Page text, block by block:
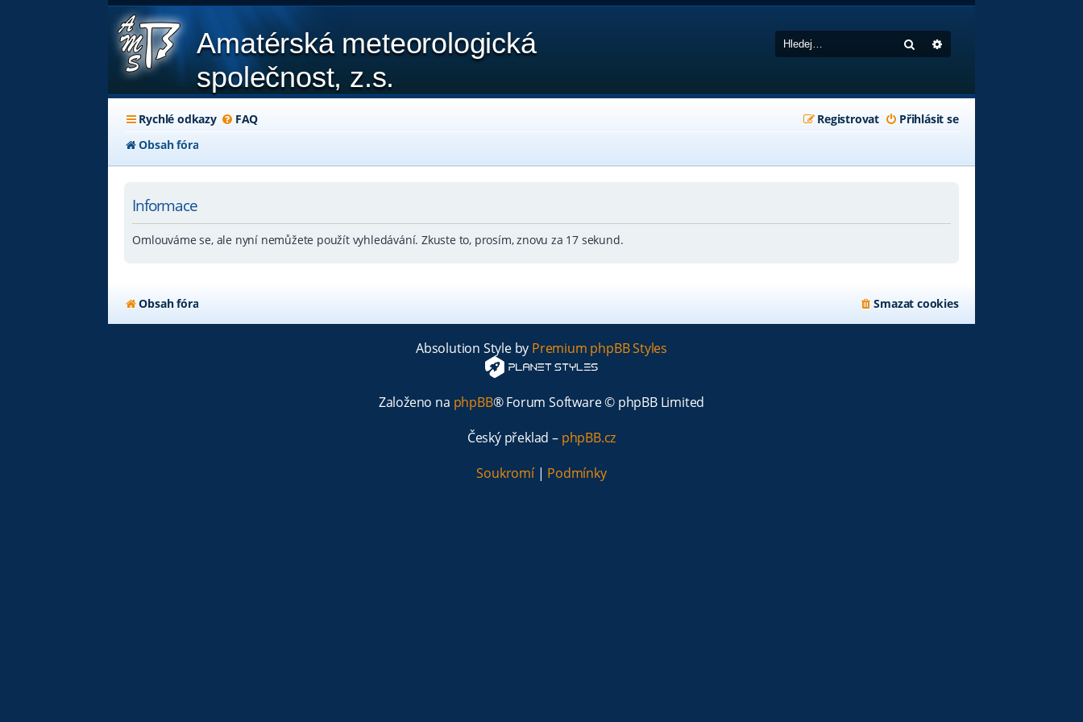
Amatérská meteorologická
společnost, z.s.
Hledat
Rychlé odkazy FAQ Přihlásit se
Registrovat
Obsah fóra
Informace
Omlouváme se, ale nyní nemůžete použít vyhledávání. Zkuste to, prosím, znovu za 17 sekund.
Obsah fóra Smazat cookies
Absolution Style by Premium phpBB Styles
Založeno na phpBB® Forum Software © phpBB Limited
Český překlad – phpBB.cz
Soukromí| Podmínky